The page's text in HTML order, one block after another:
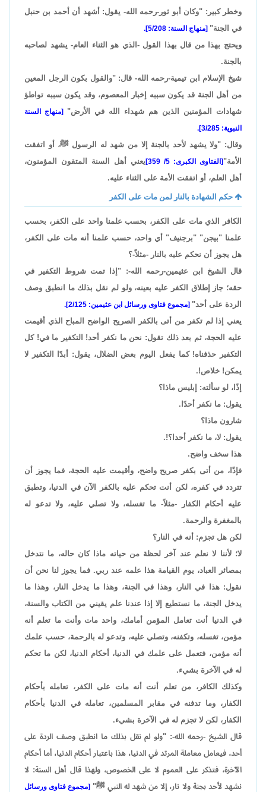
وخطر كبير: "وكان أبو ثور-رحمه الله- يقول: أشهد أن أحمد بن حنبل
في الجنة" [منهاج السنة: 5/208].
ويحتج بهذا من قال بهذا القول -الذي هو الثناء العام- يشهد لصاحبه
بالجنة.
شيخ الإسلام ابن تيمية-رحمه الله- قال: "والقول بكون الرجل المعين
من أهل الجنة قد يكون سببه إخبار المعصوم، وقد يكون سببه تواطؤ
شهادات المؤمنين الذين هم شهداء الله في الأرض" [منهاج السنة
النبوية: 3/285].
وقال: "ولا يشهد لأحد بالجنة إلا من شهد له الرسول ﷺ، أو اتفقت
الأمة"[الفتاوى الكبرى: 5/ 359]
يعني أهل السنة المتقون المؤمنون،
أهل العلم، أو اتفقت الأمة على الثناء عليه.
حكم الشهادة بالنار لمن مات على الكفر
الكافر الذي مات على الكفر، بحسب علمنا واحد على الكفر، بحسب
علمنا "بيجن" "برجنيف" أي واحد، حسب علمنا أنه مات على الكفر،
هل يجوز أن نحكم عليه بالنار -مثلاً-؟
قال الشيخ ابن عثيمين-رحمه الله-: "إذا تمت شروط التكفير في
حقه؛ جاز إطلاق الكفر عليه بعينه، ولو لم نقل بذلك ما انطبق وصف
الردة على أحد" [مجموع فتاوى ورسائل ابن عثيمين: 2/125].
يعني إذا لم تكفر من أتى بالكفر الصريح الواضح المباح الذي أقيمت
عليه الحجة، ثم بعد ذلك تقول: نحن ما نكفر أحد! التكفير ما في! كل
التكفير حذفناه! كما يفعل اليوم بعض الضلال، يقول: أبدًا التكفير لا
يمكن! خلاص!.
إذًا، لو سألته: إبليس ماذا؟
يقول: ما نكفر أحدًا.
شارون ماذا؟
يقول: لا، ما نكفر أحدا؟!.
هذا سخف واضح.
فإذًا، من أتى بكفر صريح واضح، وأقيمت عليه الحجة، فما يجوز أن
تتردد في كفره، لكن أنت تحكم عليه بالكفر الآن في الدنيا، وتطبق
عليه أحكام الكفار -مثلاً- ما تغسله، ولا تصلي عليه، ولا تدعو له
بالمغفرة والرحمة.
لكن هل تجزم: أنه في النار؟
لا؛ لأننا لا نعلم عند آخر لحظة من حياته ماذا كان حاله، ما نتدخل
بمصائر العباد، يوم القيامة هذا علمه عند ربي. فما يجوز لنا نحن أن
نقول: هذا في النار، وهذا في الجنة، وهذا ما يدخل النار، وهذا ما
يدخل الجنة، ما نستطيع إلا إذا عندنا علم يقيني من الكتاب والسنة،
في الدنيا أنت تعامل المؤمن أمامك، واحد مات وأنت ما تعلم أنه
مؤمن، تغسله، وتكفنه، وتصلي عليه، وتدعو له بالرحمة، حسب علمك
أنه مؤمن، فتعمل على علمك في الدنيا، أحكام الدنيا، لكن ما تحكم
له في الآخرة بشيء.
وكذلك الكافر، من تعلم أنت أنه مات على الكفر، تعامله بأحكام
الكفار، وما تدفنه في مقابر المسلمين، تعامله في الدنيا بأحكام
الكفار، لكن لا تجزم له في الآخرة بشيء.
قال الشيخ -رحمه الله-: "ولو لم نقل بذلك ما انطبق وصف الردة على
أحد، فيعامل معاملة المرتد في الدنيا، هذا باعتبار أحكام الدنيا، أما أحكام
الآخرة، فتذكر على العموم لا على الخصوص، ولهذا قال أهل السنة: لا
نشهد لأحد بجنة ولا نار، إلا من شهد له النبي ﷺ" [مجموع فتاوى ورسائل